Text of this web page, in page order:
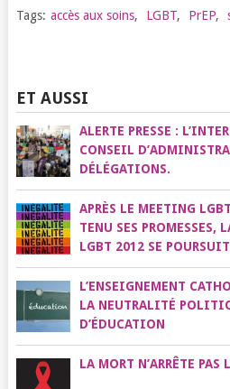
Tags: accès aux soins, LGBT, PrEP,
ET AUSSI
ALERTE PRESSE :
CONSEIL
DÉLÉGATIONS.
APRÈS LE MEETING
TENU SES PROMESSES,
LGBT 2012 SE
L’ENSEIGNEMENT
LA NEUTRALITÉ
D’ÉDUCATION
LA MORT N’ARRÊTE